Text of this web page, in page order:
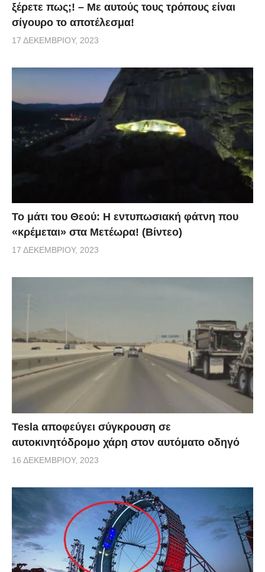
ξέρετε πως;! – Με αυτούς τους τρόπους είναι
σίγουρο το αποτέλεσμα!
17 ΔΕΚΕΜΒΡΊΟΥ, 2023
Το μάτι του Θεού: Η εντυπωσιακή φάτνη που
«κρέμεται» στα Μετέωρα! (Βίντεο)
17 ΔΕΚΕΜΒΡΊΟΥ, 2023
Tesla αποφεύγει σύγκρουση σε
αυτοκινητόδρομο χάρη στον αυτόματο οδηγό
16 ΔΕΚΕΜΒΡΊΟΥ, 2023